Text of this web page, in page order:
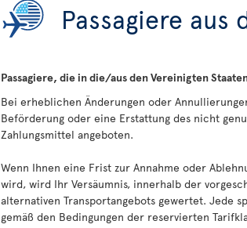
Passagiere aus
Passagiere, die in die/aus den Vereinigten
Bei erheblichen Änderungen oder
Beförderung oder eine Erstattung des nicht
Zahlungsmittel angeboten.
Wenn Ihnen eine Frist zur Annahme oder
wird, wird Ihr Versäumnis, innerhalb der
alternativen Transportangebots gewertet. Jede
gemäß den Bedingungen der reservierten